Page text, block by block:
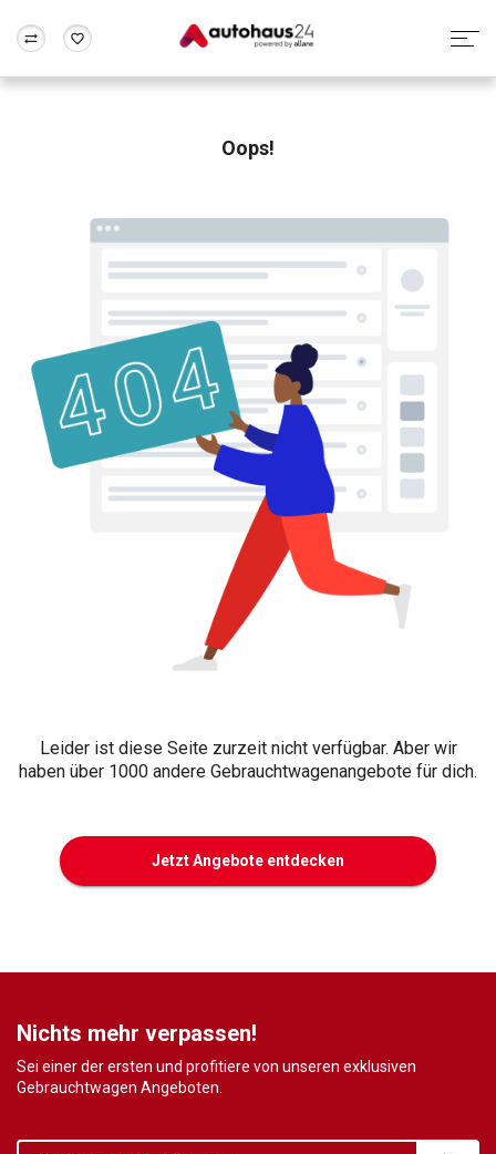
Rund um die Inzahlungnahme
Oops!
Leider ist diese Seite zurzeit nicht verfügbar. Aber wir
haben über 1000 andere Gebrauchtwagenangebote für dich.
Jetzt Angebote entdecken
Nichts mehr verpassen!
Sei einer der ersten und profitiere von unseren exklusiven
Gebrauchtwagen Angeboten.